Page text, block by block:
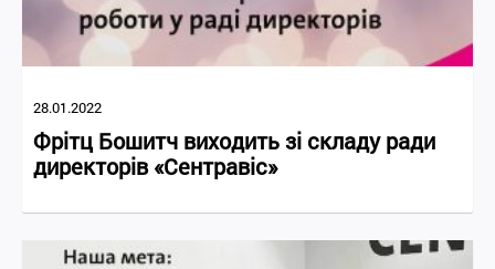
28.01.2022
Фрітц Бошитч виходить зі складу ради
директорів «Сентравіс»